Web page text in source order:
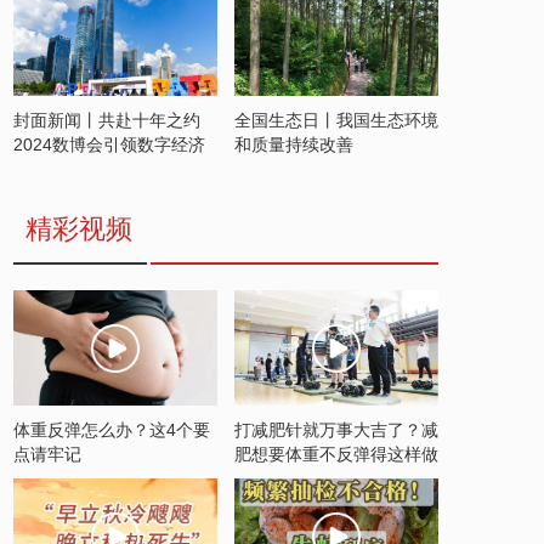
封面新闻丨共赴十年之约
2024数博会引领数字经济
全国生态日丨我国生态环境
和质量持续改善
精彩视频
体重反弹怎么办？这4个要
点请牢记
打减肥针就万事大吉了？减
肥想要体重不反弹得这样做